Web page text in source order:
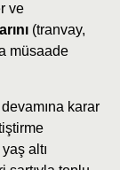
ve
(tranvay,
müsaade
karar
altı